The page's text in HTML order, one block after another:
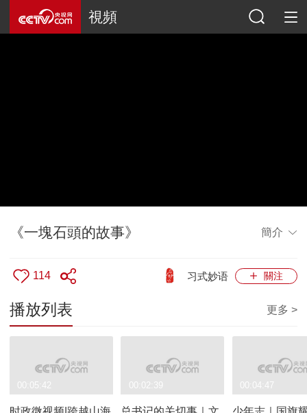
視頻
《一塊石頭的故事》 簡介
114 關注
习式妙语
播放列表 更多 >
00:05:42 00:02:39 00:04:47